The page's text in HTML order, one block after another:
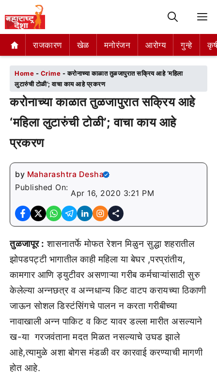
राजकारण खेळ मनोरंजन आरोग्य गुन्हे
राजकारण खेळ मनोरंजन आरोग्य गुन्हे
Home - Crime -करोनाच्या काळात तुळजापुरात सक्रिय आहे ‘महिला
लुटारुंची टोळी’; वाचा काय आहे प्रकरण
करोनाच्या काळात तुळजापुरात सक्रिय आहे
‘महिला लुटारुंची टोळी’; वाचा काय आहे
प्रकरण
by Maharashtra Desha
Published On:
Apr 16, 2020 3:21 PM
तुळजापूर : शासनातर्फे मोफत रेशन मिळुन सुद्धा शहरातील
झोपडपट्टी भागातील काही महिला या बेघर ,परप्रांतीय,
कामगार आणि ड्युटीवर असणाऱ्या गरीब कर्मचाऱ्यांसाठी सुरु
केलेल्या अन्नछत्र व अन्नधान्य किट वाटप करायच्या ठिकाणी
जाऊन सोशल डिस्टंसिंगचे पालन न करता गरीबीच्या
नावाखाली अन्न पाकिट व किट यावर डल्ला मारीत असल्याने
ख-या गरजवंताना मदत मिळत नसल्याचे उघड झाले
आहे,त्यामुळे अशा बोगस मंडळी वर कारवाई करण्याची मागणी
होत आहे.